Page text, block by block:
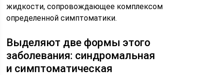
жидкости, сопровождающее комплексом
определенной симптоматики.
Выделяют две формы этого
заболевания: синдромальная
и симптоматическая